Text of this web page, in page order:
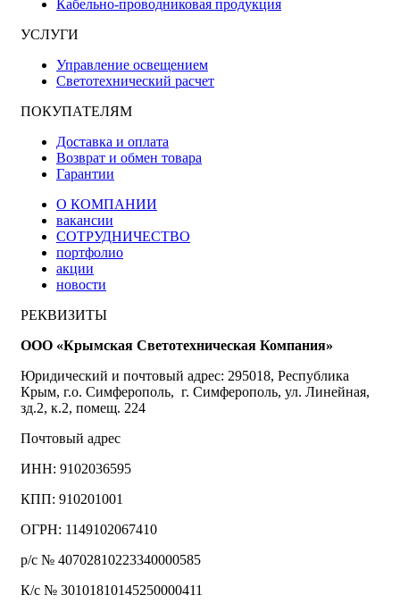
Кабельно-проводниковая продукция
УСЛУГИ
Управление освещением
Светотехнический расчет
ПОКУПАТЕЛЯМ
Доставка и оплата
Возврат и обмен товара
Гарантии
О КОМПАНИИ
вакансии
СОТРУДНИЧЕСТВО
портфолио
акции
новости
РЕКВИЗИТЫ
ООО «Крымская Светотехническая Компания»
Юридический и почтовый адрес: 295018, Республика
Крым, г.о. Симферополь, г. Симферополь, ул. Линейная,
зд.2, к.2, помещ. 224
Почтовый адрес
ИНН: 9102036595
КПП: 910201001
ОГРН: 1149102067410
р/с № 40702810223340000585
К/с № 30101810145250000411